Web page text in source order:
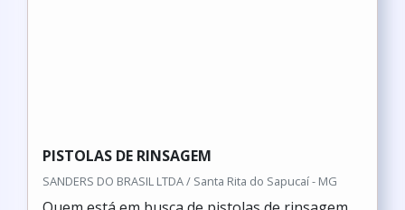
PISTOLAS DE RINSAGEM
SANDERS DO BRASIL LTDA / Santa Rita do Sapucaí - MG